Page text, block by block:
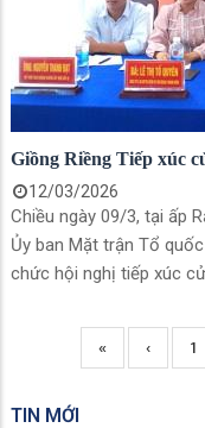
Giồng Riềng Tiếp xúc
12/03/2026
Chiều ngày 09/3, tại ấp
Ủy ban Mặt trận Tổ
chức hội nghị tiếp xúc
PaginationTrang
đầu
«
Previous
page
‹ 1
TIN MỚI